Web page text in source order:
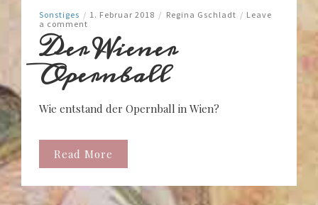
Sonstiges / 1. Februar 2018 / Regina Gschladt / Leave
a comment
Der Wiener
Opernball
Wie entstand der Opernball in Wien?
Read More